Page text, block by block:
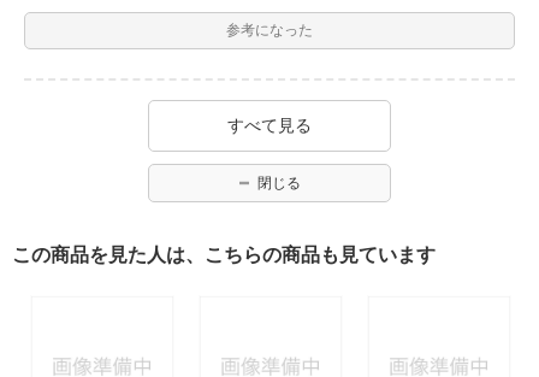
参考になった
すべて見る
閉じる
この商品を見た人は、こちらの商品も見ています